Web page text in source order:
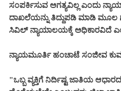
ಸಂಪರ್ಕಿಸುವ ಅಗತ್ಯವಿಲ್ಲ ಎಂದು
ದಾಖಲೆಯನ್ನು ತಿದ್ದುಪಡಿ ಮಾಡಿ ಮೂಲ
ಸಿವಿಲ್ ನ್ಯಾಯಾಲಯಕ್ಕೆ ಅಧಿಕಾರವಿದೆ
ನ್ಯಾಯಮೂರ್ತಿ ಹಂಚಾಟೆ ಸಂಜೀವ
"ಒಬ್ಬ ವ್ಯಕ್ತಿಗೆ ನಿರ್ದಿಷ್ಟ ಜಾತಿಯ